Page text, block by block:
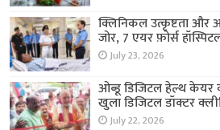
क्लिनिकल उत्कृष्टता और
जोर, 7 एयर फ़ोर्स
July 23, 2026
ओब्डू डिजिटल हेल्थ केयर
खुला डिजिटल डॉक्टर
July 22, 2026